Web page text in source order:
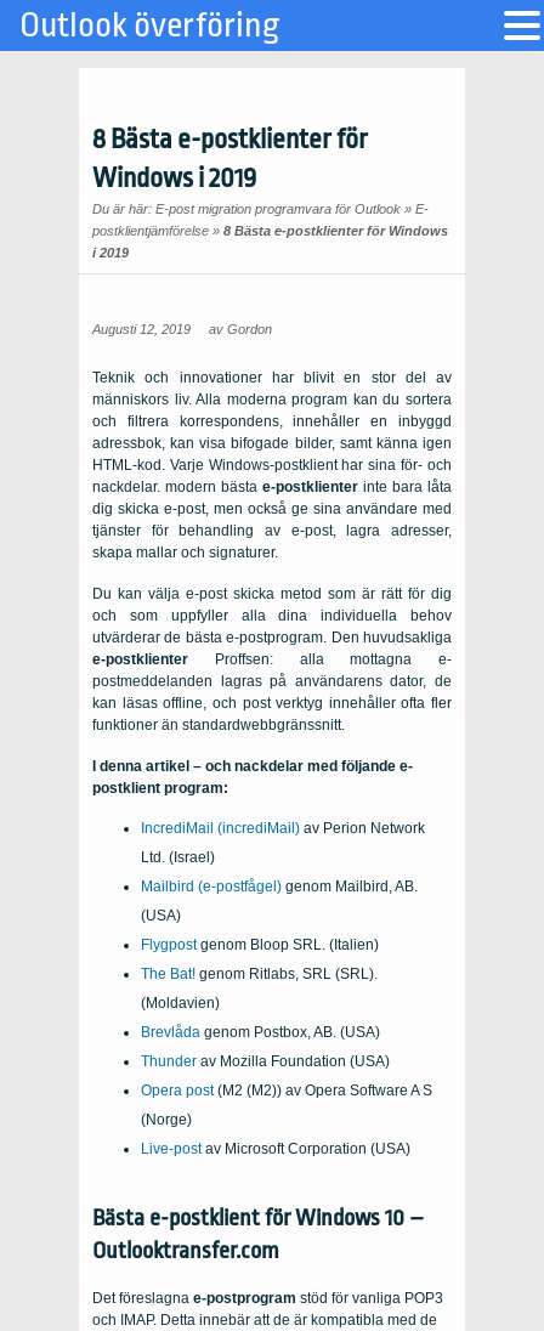
8 Bästa e-postklienter för
Windows i 2019
Du är här: E-post migration programvara för Outlook » E-
postklientjämförelse » 8 Bästa e-postklienter för Windows
i 2019
Augusti 12, 2019 av Gordon
Teknik och innovationer har blivit en stor del av
människors liv. Alla moderna program kan du sortera
och filtrera korrespondens, innehåller en inbyggd
adressbok, kan visa bifogade bilder, samt känna igen
HTML-kod. Varje Windows-postklient har sina för- och
nackdelar. modern bästa e-postklienter inte bara låta
dig skicka e-post, men också ge sina användare med
tjänster för behandling av e-post, lagra adresser,
skapa mallar och signaturer.
Du kan välja e-post skicka metod som är rätt för dig
och som uppfyller alla dina individuella behov
utvärderar de bästa e-postprogram. Den huvudsakliga
e-postklienter
Proffsen: alla mottagna e-
postmeddelanden lagras på användarens dator, de
kan läsas offline, och post verktyg innehåller ofta fler
funktioner än standardwebbgränssnitt.
I denna artikel – och nackdelar med följande e-
postklient program:
IncrediMail (incrediMail) av Perion Network
Ltd. (Israel)
Mailbird (e-postfågel) genom Mailbird, AB.
(USA)
Flygpostgenom Bloop SRL. (Italien)
The Bat! genom Ritlabs, SRL (SRL).
(Moldavien)
Brevlåda genom Postbox, AB. (USA)
Thunder av Mozilla Foundation (USA)
Opera post(M2 (M2)) av Opera Software A S
(Norge)
Live-postav Microsoft Corporation (USA)
Bästa e-postklient för Windows 10 –
Outlooktransfer.com
Det föreslagna e-postprogram stöd för vanliga POP3
och IMAP. Detta innebär att de är kompatibla med de
Outlook överföring